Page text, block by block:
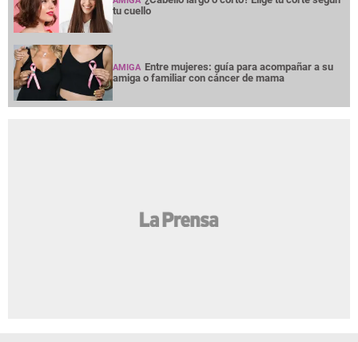
tu cuello
AMIGA Entre mujeres: guía para acompañar a su
amiga o familiar con cáncer de mama